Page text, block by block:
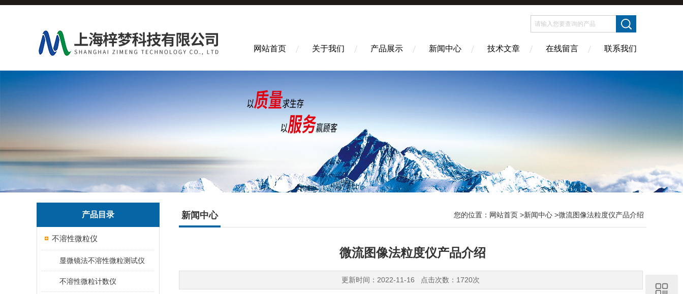
网站首页 关于我们 产品展示 新闻中心 技术文章 在线留言 联系我们
产品目录
不溶性微粒仪
显微镜法不溶性微粒测试仪
不溶性微粒计数仪
新闻中心 您的位置： 网站首页 >新闻中心 >微流图像法粒度仪产品介绍
微流图像法粒度仪产品介绍
更新时间：2022-11-16 点击次数：1720次